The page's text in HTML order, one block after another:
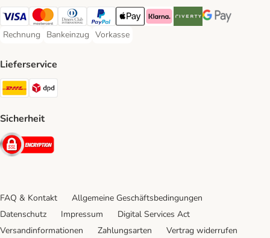
Visa Payment Method
Mastercard Payment Method
Diners Club Payment Method
PayPal Payment Method
Apple Pay Payment Method
Klarna Payment Method
Riverty Payment Method
Google Pay
Rechnung
Rechnung Payment Method
Bankeinzug
Bankeinzug Payment Method
Vorkasse
Vorkasse Payment Method
Lieferservice
DHL Shipping Method
Sicherheit
Security
FAQ & Kontakt
Allgemeine Geschäftsbedingungen
Datenschutz
Impressum
Digital Services Act
Versandinformationen
Zahlungsarten Vertrag widerrufen